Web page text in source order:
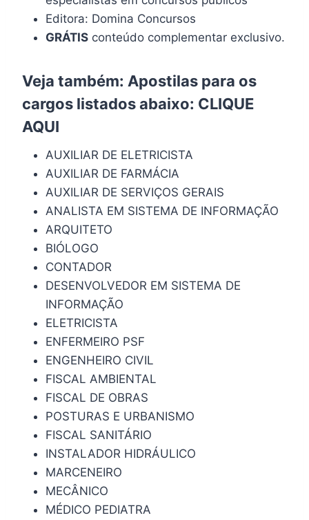
Editora: Domina Concursos
GRÁTIS conteúdo complementar exclusivo.
Veja também: Apostilas para os
cargos listados abaixo: CLIQUE
AQUI
AUXILIAR DE ELETRICISTA
AUXILIAR DE FARMÁCIA
AUXILIAR DE SERVIÇOS GERAIS
ANALISTA EM SISTEMA DE INFORMAÇÃO
ARQUITETO
BIÓLOGO
CONTADOR
DESENVOLVEDOR EM SISTEMA DE
INFORMAÇÃO
ELETRICISTA
ENFERMEIRO PSF
ENGENHEIRO CIVIL
FISCAL AMBIENTAL
FISCAL DE OBRAS
POSTURAS E URBANISMO
FISCAL SANITÁRIO
INSTALADOR HIDRÁULICO
MARCENEIRO
MECÂNICO
MÉDICO PEDIATRA